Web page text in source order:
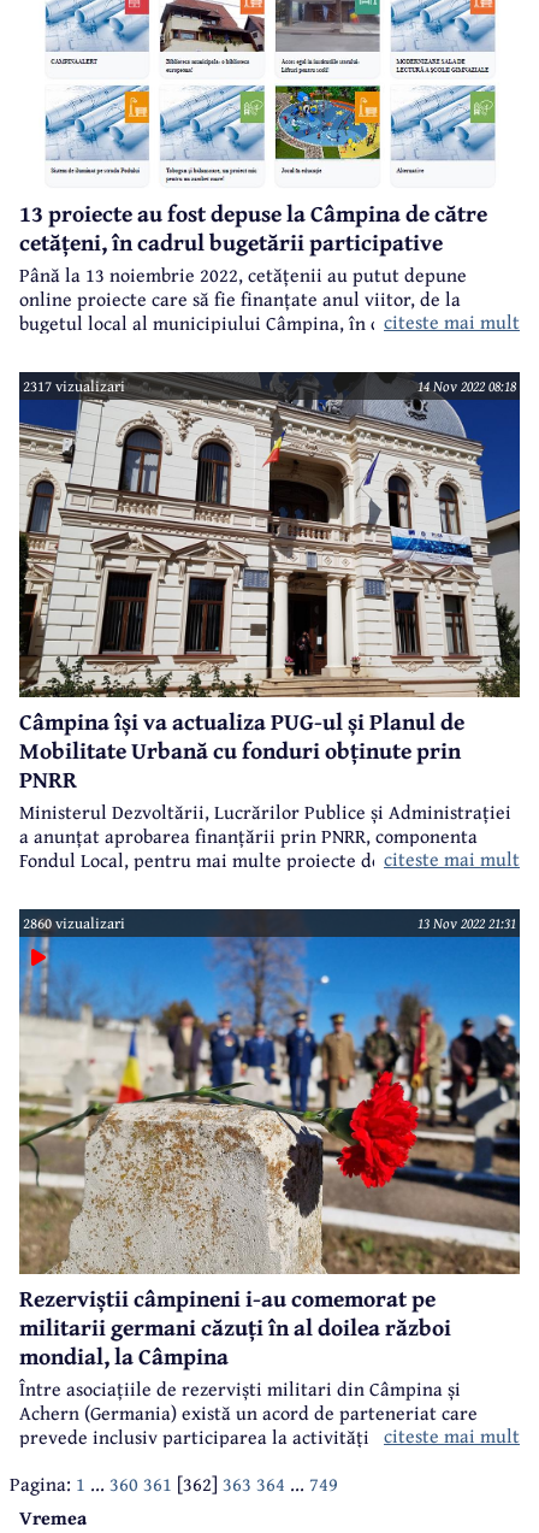
13 proiecte au fost depuse la Câmpina de către
cetățeni, în cadrul bugetării participative
Până la 13 noiembrie 2022, cetățenii au putut depune
online proiecte care să fie finanțate anul viitor, de la
bugetul local al municipiului Câmpina, în cadrul procesului
astăzi, 14 noiembrie și până vineri, 18 noiembrie, se
derulează următoarea etapă, cea de dezbatere a
proiectelor în mediul online și la nivelul grupului de lucru.
Vineri va fi afișată lista provizorie a proiectelor aprobate și
a celor respinse.
citeste mai mult
2317 vizualizari 14 Nov 2022 08:18
Câmpina își va actualiza PUG-ul și Planul de
Mobilitate Urbană cu fonduri obținute prin
PNRR
Ministerul Dezvoltării, Lucrărilor Publice și Administrației
a anunțat aprobarea finanțării prin PNRR, componenta
Fondul Local, pentru mai multe proiecte depuse de
proiecte depuse de Primăria Câmpina pe componenta
menționată, valoarea totală a acestora fiind de puțin peste
un milion de lei.
citeste mai mult
2860 vizualizari 13 Nov 2022 21:31
Rezerviștii câmpineni i-au comemorat pe
militarii germani căzuți în al doilea război
mondial, la Câmpina
Între asociațiile de rezerviști militari din Câmpina și
Achern (Germania) există un acord de parteneriat care
prevede inclusiv participarea la activități dedicate evocării
monumentele istorice aflate pe teritoriul celor două țări.
citeste mai mult
Pagina: 1 ... 360361 [362] 363 364 ... 749
Vremea